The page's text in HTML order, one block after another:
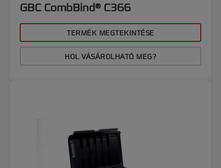
GBC CombBind® C366
TERMÉK MEGTEKINTÉSE
HOL VÁSÁROLHATÓ MEG?